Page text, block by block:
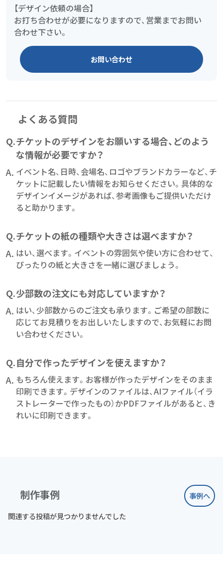
【デザイン依頼の場合】
お打ち合わせが必要になりますので、営業までお問い
合わせ下さい。
お問い合わせ
よくある質問
Q.チケットのデザインをお願いする場合、どのよう
な情報が必要ですか？
A. イベント名、日時、会場名、ロゴやブランドカラーなど、チ
ケットに記載したい情報をお知らせください。具体的な
デザインイメージがあれば、参考画像もご提供いただけ
ると助かります。
Q.チケットの紙の種類や大きさは選べますか？
A. はい、選べます。イベントの雰囲気や使い方に合わせて、
ぴったりの紙と大きさを一緒に選びましょう。
Q.少部数の注文にも対応していますか？
A. はい、少部数からのご注文も承ります。ご希望の部数に
応じてお見積りをお出しいたしますので、お気軽にお問
い合わせください。
Q.自分で作ったデザインを使えますか？
A. もちろん使えます。お客様が作ったデザインをそのまま
印刷できます。デザインのファイルは、AIファイル（イラ
ストレーターで作ったもの）かPDFファイルがあると、き
れいに印刷できます。
制作事例
事例へ
関連する投稿が見つかりませんでした